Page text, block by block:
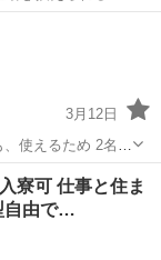
トのポテトやド
3月12日
りお得になりま
寮可 仕事と住ま
自由で…